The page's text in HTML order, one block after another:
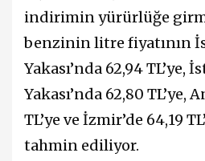
indirimin yürürlüğe
benzinin litre fiyatının
Yakası’nda 62,94
Yakası’nda 62,80 TL’ye,
TL’ye ve İzmir’de 64,19
tahmin ediliyor.